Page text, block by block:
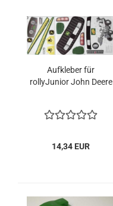
Aufkleber für
rollyJunior John Deere
14,34 EUR